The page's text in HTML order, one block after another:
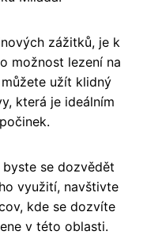
zážitků, je k
možnost lezení na
užít klidný
která je ideálním
se dozvědět
využití, navštivte
kde se dozvíte
v této oblasti.